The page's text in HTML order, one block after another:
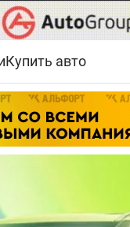
Купить авто